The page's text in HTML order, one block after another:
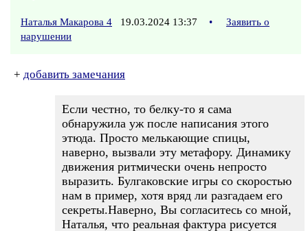
Наталья Макарова 4 19.03.2024 13:37 •
Заявить о
нарушении
+ добавить замечания
Если честно, то белку-то я сама
обнаружила уж после написания этого
этюда. Просто мелькающие спицы,
наверно, вызвали эту метафору. Динамику
движения ритмически очень непросто
выразить. Булгаковские игры со скоростью
нам в пример, хотя вряд ли разгадаем его
секреты.Наверно, Вы согласитесь со мной,
Наталья, что реальная фактура рисуется